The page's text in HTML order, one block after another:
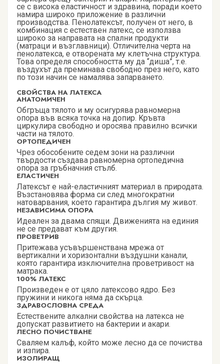
се с висока еластичност и здравина, поради което
намира широко приложение в различни
производства. Пенолатексът, получен от него, в
комбинация с естествен латекс, се използва
широко за направата на спални продукти
(матраци и възглавници). Отличителна черта на
пенолатекса, е отворената му клетъчна структура.
Това определя способността му да “диша”, т.е.
въздухът да преминава свободно през него, като
по този начин се намалява запарването.
СВОЙСТВА НА ЛАТЕКСА
АНАТОМИЧЕН
Обгръща тялото и му осигурява равномерна
опора във всяка точка на допир. Kръвта
циркулира свободно и оросява правилно всички
части на тялото.
ОРТОПЕДИЧЕН
Чрез обособените седем зони на различни
твърдости създава равномерна ортопедична
опора за гръбначния стълб.
ЕЛАСТИЧЕН
Латексът е най-еластичният материал в природата.
Възстановява форма си след многократни
натоварвания, което гарантира дългия му живот.
НЕЗАВИСИМА ОПОРА
Идеален за двама спящи. Движенията на единия
не се предават към другия.
ПРОВЕТРИВ
Притежава усъвършенствана мрежа от
вертикални и хоризонтални въздушни канали,
която гарантира изключителна проветривост на
матрака.
100% ЛАТЕКС
Произведен е от цяло латексово ядро. Без
пружини и никога няма да скърца.
ЗДРАВОСЛОВНА СРЕДА
Естествените алкални свойства на латекса не
допускат развитието на бактерии и акари.
ЛЕСНО ПОЧИСТВАНЕ
Сваляем калъф, който може лесно да се почиства
и изпира.
ИЗОЛИРАЩ